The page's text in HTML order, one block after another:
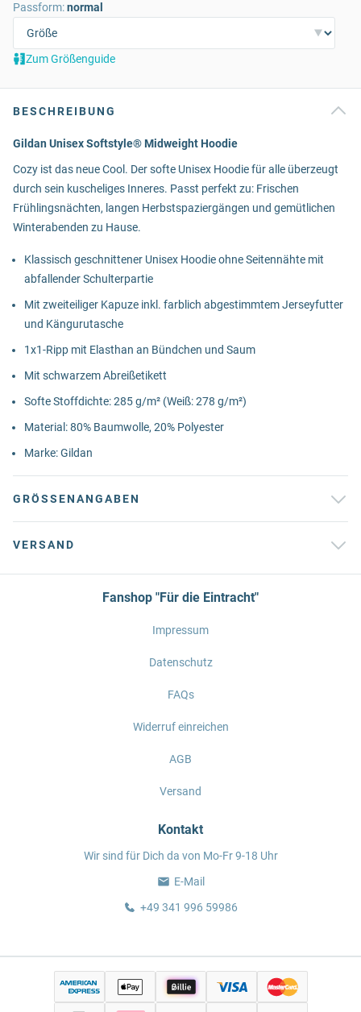
Passform:normal
Zum Größenguide
BESCHREIBUNG
Gildan Unisex Softstyle® Midweight Hoodie
Cozy ist das neue Cool. Der softe Unisex Hoodie für alle überzeugt
durch sein kuscheliges Inneres. Passt perfekt zu: Frischen
Frühlingsnächten, langen Herbstspaziergängen und gemütlichen
Winterabenden zu Hause.
Klassisch geschnittener Unisex Hoodie ohne Seitennähte mit
abfallender Schulterpartie
Mit zweiteiliger Kapuze inkl. farblich abgestimmtem Jerseyfutter
und Kängurutasche
1x1-Ripp mit Elasthan an Bündchen und Saum
Mit schwarzem Abreißetikett
Softe Stoffdichte: 285 g/m² (Weiß: 278 g/m²)
Material: 80% Baumwolle, 20% Polyester
Marke: Gildan
GRÖSSENANGABEN
VERSAND
Fanshop "Für die Eintracht"
Impressum
Datenschutz
FAQs
Widerruf einreichen
AGB
Versand
Kontakt
Wir sind für Dich da von Mo-Fr 9-18 Uhr
E-Mail
+49 341 996 59986